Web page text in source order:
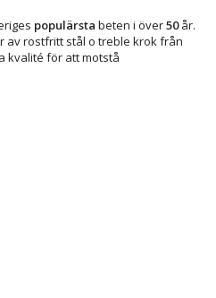
populärsta beten i över50år.
av rostfritt stål o treble krok från
kvalité för att motstå